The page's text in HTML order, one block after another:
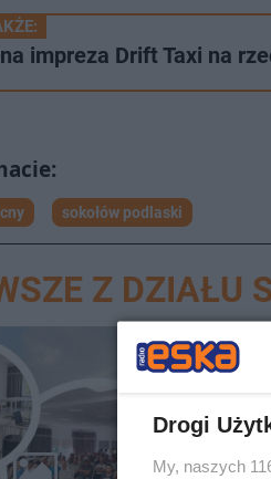
impreza Drift Taxi na
sokołów podlaski
Z DZIAŁU
15
Drogi
My, naszych